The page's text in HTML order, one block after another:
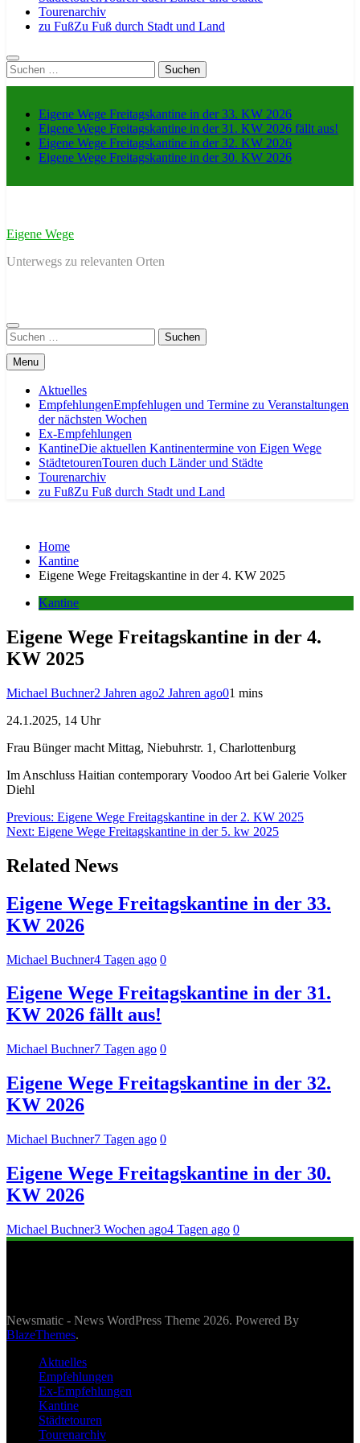
Tourenarchiv
zu FußZu Fuß durch Stadt und Land
Suche
nach:
Eigene Wege Freitagskantine in der 33. KW 2026
Eigene Wege Freitagskantine in der 31. KW 2026 fällt aus!
Eigene Wege Freitagskantine in der 32. KW 2026
Eigene Wege Freitagskantine in der 30. KW 2026
Eigene Wege
Unterwegs zu relevanten Orten
Suche
nach:
Menu
Aktuelles
EmpfehlungenEmpfehlugen und Termine zu Veranstaltungen
der nächsten Wochen
Ex-Empfehlungen
KantineDie aktuellen Kantinentermine von Eigen Wege
StädtetourenTouren duch Länder und Städte
Tourenarchiv
zu FußZu Fuß durch Stadt und Land
Home
Kantine
Eigene Wege Freitagskantine in der 4. KW 2025
Kantine
Eigene Wege Freitagskantine in der 4.
KW 2025
Michael Buchner2 Jahren ago2 Jahren ago01 mins
24.1.2025, 14 Uhr
Frau Bünger macht Mittag, Niebuhrstr. 1, Charlottenburg
Im Anschluss Haitian contemporary Voodoo Art bei Galerie Volker
Diehl
Beitragsnavigation
Previous: Eigene Wege Freitagskantine in der 2. KW 2025
Next: Eigene Wege Freitagskantine in der 5. kw 2025
Related News
Eigene Wege Freitagskantine in der 33.
KW 2026
Michael Buchner4 Tagen ago 0
Eigene Wege Freitagskantine in der 31.
KW 2026 fällt aus!
Michael Buchner7 Tagen ago 0
Eigene Wege Freitagskantine in der 32.
KW 2026
Michael Buchner7 Tagen ago 0
Eigene Wege Freitagskantine in der 30.
KW 2026
Michael Buchner3 Wochen ago4 Tagen ago 0
Newsmatic - News WordPress Theme 2026. Powered By
BlazeThemes.
Aktuelles
Empfehlungen
Ex-Empfehlungen
Kantine
Städtetouren
Tourenarchiv